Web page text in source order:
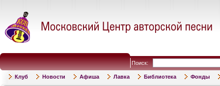
Поиск:
Клуб Новости Афиша Лавка Библиотека Фонды